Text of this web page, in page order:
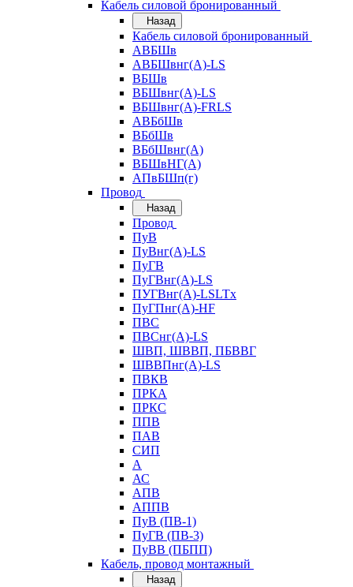
Кабель силовой бронированный
Назад
Кабель силовой бронированный
АВБШв
АВБШвнг(А)-LS
ВБШв
ВБШвнг(А)-LS
ВБШвнг(А)-FRLS
АВБбШв
ВБбШв
ВБбШвнг(А)
ВБШвНГ(А)
АПвБШп(г)
Провод
Назад
Провод
ПуВ
ПуВнг(А)-LS
ПуГВ
ПуГВнг(А)-LS
ПУГВнг(А)-LSLTx
ПуГПнг(А)-HF
ПВС
ПВСнг(А)-LS
ШВП, ШВВП, ПБВВГ
ШВВПнг(А)-LS
ПВКВ
ПРКА
ПРКС
ППВ
ПАВ
СИП
А
АС
АПВ
АППВ
ПуВ (ПВ-1)
ПуГВ (ПВ-3)
ПуВВ (ПБПП)
Кабель, провод монтажный
Назад